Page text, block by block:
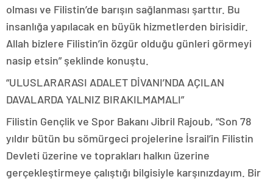
olması ve Filistin’de barışın sağlanması şarttır. Bu
insanlığa yapılacak en büyük hizmetlerden birisidir.
Allah bizlere Filistin’in özgür olduğu günleri görmeyi
nasip etsin” şeklinde konuştu.
“ULUSLARARASI ADALET DİVANI’NDA AÇILAN
DAVALARDA YALNIZ BIRAKILMAMALI”
Filistin Gençlik ve Spor Bakanı Jibril Rajoub, “Son 78
yıldır bütün bu sömürgeci projelerine İsrail’in Filistin
Devleti üzerine ve toprakları halkın üzerine
gerçekleştirmeye çalıştığı bilgisiyle karşınızdayım. Bir